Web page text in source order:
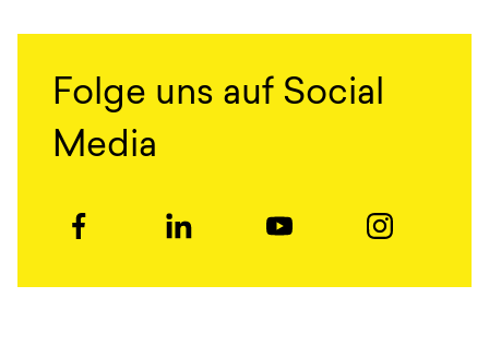
Folge uns auf Social
Media